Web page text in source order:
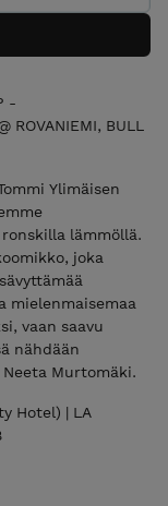
-
ROVANIEMI, BULL
Ylimäisen
lämmöllä.
joka
mielenmaisemaa
vaan saavu
nähdään
Murtomäki.
Hotel) | LA